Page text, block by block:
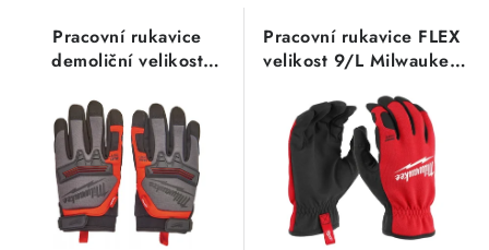
LED osvětlení
SVÍTIDLA interiérová
SVÍTIDLA technická
NÁŘADÍ
Pracovní rukavice
demoliční velikost
48229734
Pracovní rukavice FLEX
velikost 9/L Milwaukee